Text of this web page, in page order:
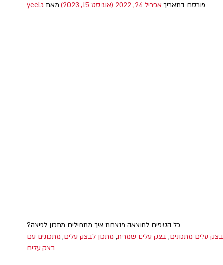
פורסם בתאריך אפריל 24, 2022 (אוגוסט 15, 2023) מאת yeela
כל הטיפים לתוצאה מנצחת איך מתחילים מתכון לפיצה?
בצק עלים מתכונים, בצק עלים שמרית, מתכון לבצק עלים, מתכונים עם
בצק עלים